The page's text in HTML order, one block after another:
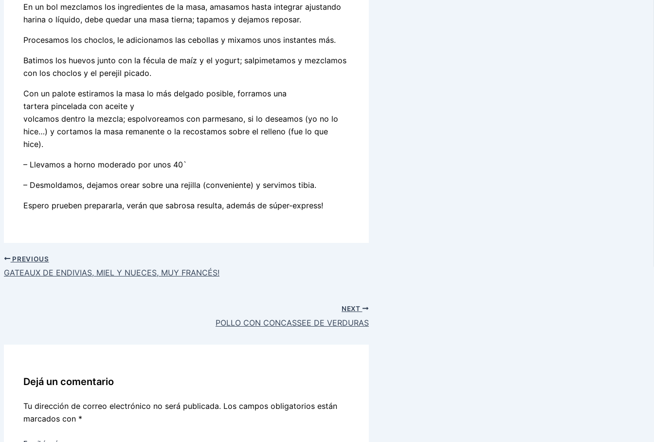
En un bol mezclamos los ingredientes de la masa, amasamos hasta integrar ajustando
harina o líquido, debe quedar una masa tierna; tapamos y dejamos reposar.
Procesamos los choclos, le adicionamos las cebollas y mixamos unos instantes más.
Batimos los huevos junto con la fécula de maíz y el yogurt; salpimetamos y mezclamos
con los choclos y el perejil picado.
Con un palote estiramos la masa lo más delgado posible, forramos una
tartera pincelada con aceite y
volcamos dentro la mezcla; espolvoreamos con parmesano, si lo deseamos (yo no lo
hice…) y cortamos la masa remanente o la recostamos sobre el relleno (fue lo que
hice).
– Llevamos a horno moderado por unos 40`
– Desmoldamos, dejamos orear sobre una rejilla (conveniente) y servimos tibia.
Espero prueben prepararla, verán que sabrosa resulta, además de súper-express!
PREVIOUS
GATEAUX DE ENDIVIAS, MIEL Y NUECES, MUY FRANCÉS!
NEXT
POLLO CON CONCASSEE DE VERDURAS
Dejá un comentario
Tu dirección de correo electrónico no será publicada. Los campos obligatorios están
marcados con *